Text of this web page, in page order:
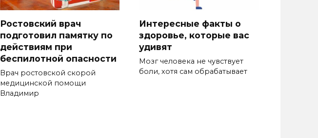
Ростовский врач
подготовил памятку по
действиям при
беспилотной опасности
Врач ростовской скорой
медицинской помощи
Владимир
Интересные факты о
здоровье, которые вас
удивят
Мозг человека не чувствует
боли, хотя сам обрабатывает